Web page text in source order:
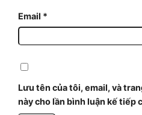
Email *
Lưu tên của tôi, email, và
này cho lần bình luận kế tiếp